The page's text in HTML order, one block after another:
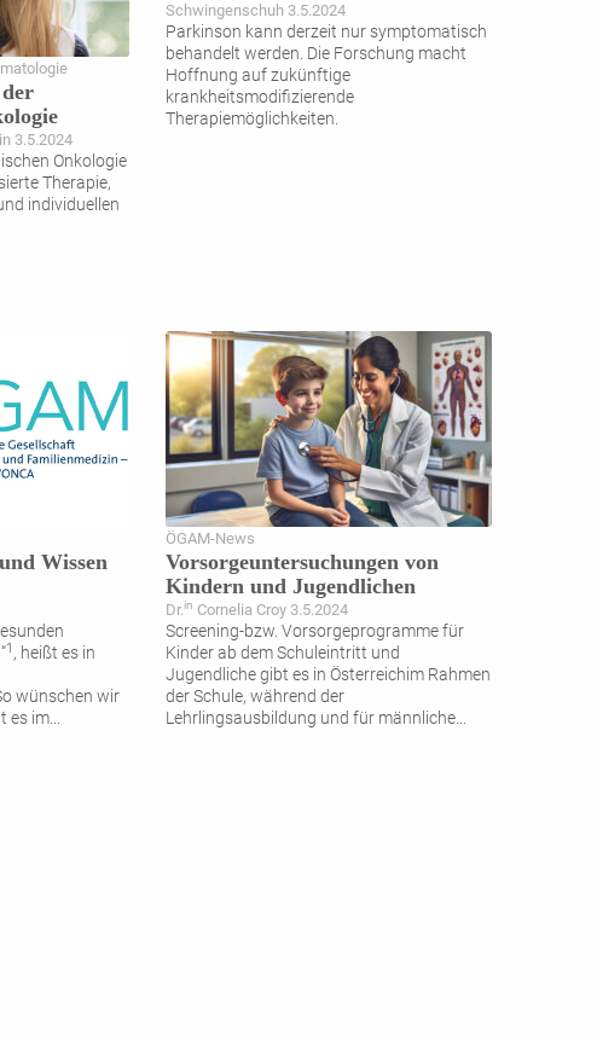
3.5.2024
Onkologie
Therapie,
individuellen
Schwingenschuh 3.5.2024
Parkinson kann derzeit nur symptomatisch
behandelt werden. Die Forschung macht
Hoffnung auf zukünftige
krankheitsmodifizierende
Therapiemöglichkeiten.
Wissen
1 , heißt es in
wünschen wir
es im...
ÖGAM-News
Vorsorgeuntersuchungen von
Kindern und Jugendlichen
Dr.in Cornelia Croy 3.5.2024
Screening-bzw. Vorsorgeprogramme für
Kinder ab dem Schuleintritt und
Jugendliche gibt es in Österreichim Rahmen
der Schule, während der
Lehrlingsausbildung und für männliche...